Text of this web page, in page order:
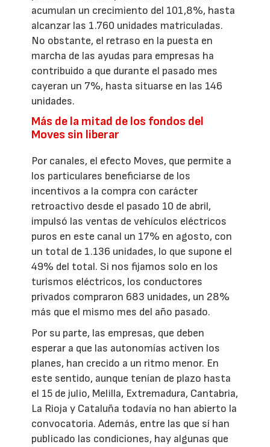
acumulan un crecimiento del 101,8%, hasta
alcanzar las 1.760 unidades matriculadas.
No obstante, el retraso en la puesta en
marcha de las ayudas para empresas ha
contribuido a que durante el pasado mes
cayeran un 7%, hasta situarse en las 146
unidades.
Más de la mitad de los fondos del
Moves sin liberar
Por canales, el efecto Moves, que permite a
los particulares beneficiarse de los
incentivos a la compra con carácter
retroactivo desde el pasado 10 de abril,
impulsó las ventas de vehículos eléctricos
puros en este canal un 17% en agosto, con
un total de 1.136 unidades, lo que supone el
49% del total. Si nos fijamos solo en los
turismos eléctricos, los conductores
privados compraron 683 unidades, un 28%
más que el mismo mes del año pasado.
Por su parte, las empresas, que deben
esperar a que las autonomías activen los
planes, han crecido a un ritmo menor. En
este sentido, aunque tenían de plazo hasta
el 15 de julio, Melilla, Extremadura, Cantabria,
La Rioja y Cataluña todavía no han abierto la
convocatoria. Además, entre las que sí han
publicado las condiciones, hay algunas que